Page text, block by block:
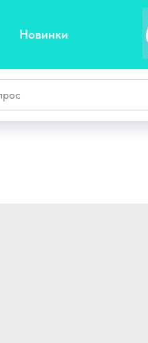
Новинки